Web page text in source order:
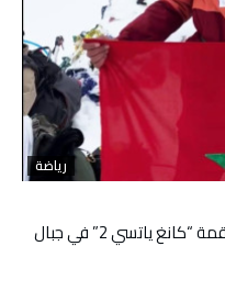
رياضة
يوسف التازي يحقق إنجازًا تاريخيًا ببلوغ قمة “كانغ ياتسي 2” في جبال